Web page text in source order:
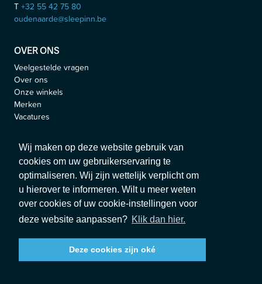
Wij maken op deze website gebruik van
cookies om uw gebruikerservaring te
optimaliseren. Wij zijn wettelijk verplicht om
u hierover te informeren. Wilt u meer weten
over cookies of uw cookie-instellingen voor
deze website aanpassen? Klik dan hier.
Deze cookies zijn oké
T +32 55 42 75 80
oudenaarde@sleepinn.be
OVER ONS
Veelgestelde vragen
Over ons
Onze winkels
Merken
Vacatures
Jobs
VOLG ONS
© 2026 Sleepinn
Algemene verkoopsvoorwaarden